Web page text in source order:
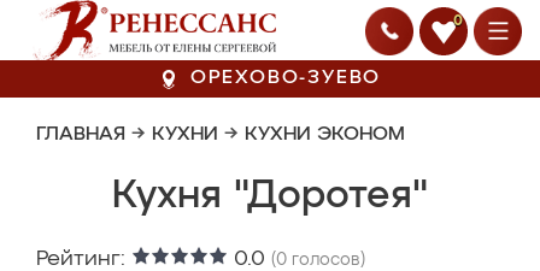
0
ОРЕХОВО-ЗУЕВО
ГЛАВНАЯ → КУХНИ → КУХНИ ЭКОНОМ
Кухня "Доротея"
Рейтинг: 0.0 (0 голосов)